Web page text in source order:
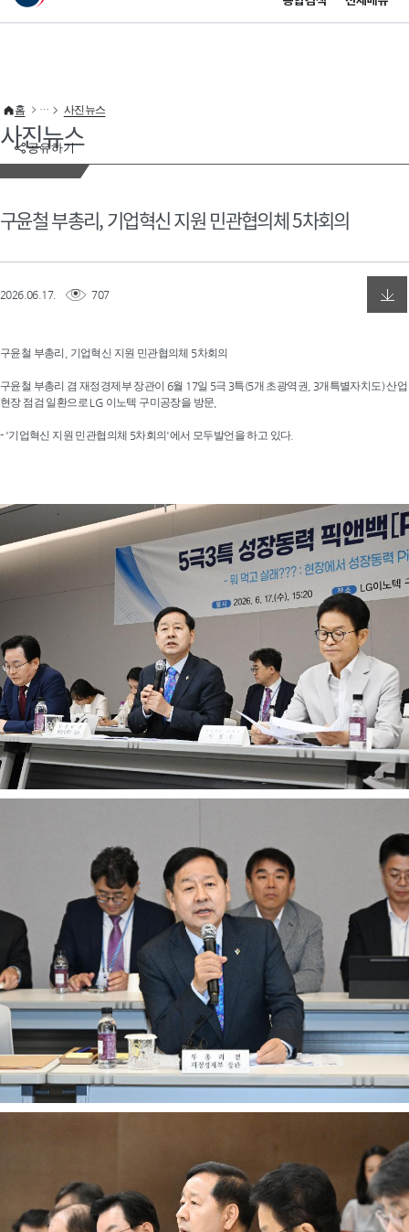
이 누리집은 대한민국 공식 전자정부 누리집입니다.
공유하기
홈 사진뉴스
사진뉴스
구윤철 부총리, 기업혁신 지원 민관협의체 5차회의
2026.06.17. 707
구윤철 부총리, 기업혁신 지원 민관협의체 5차회의
구윤철 부총리 겸 재정경제부 장관이 6월 17일 5극 3특(5개 초광역권, 3개특별자치도) 산업
현장 점검 일환으로 LG 이노텍 구미공장을 방문,
- '기업혁신 지원 민관협의체 5차회의'에서 모두발언을 하고 있다.